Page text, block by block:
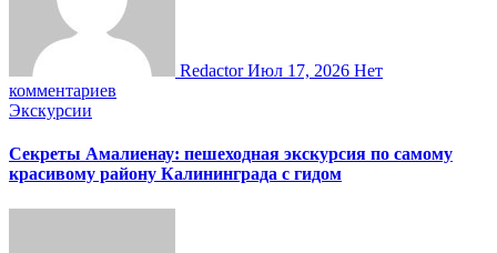
RedactorИюл 17, 2026 Нет
комментариев
Экскурсии
Секреты Амалиенау: пешеходная экскурсия по самому
красивому району Калининграда с гидом